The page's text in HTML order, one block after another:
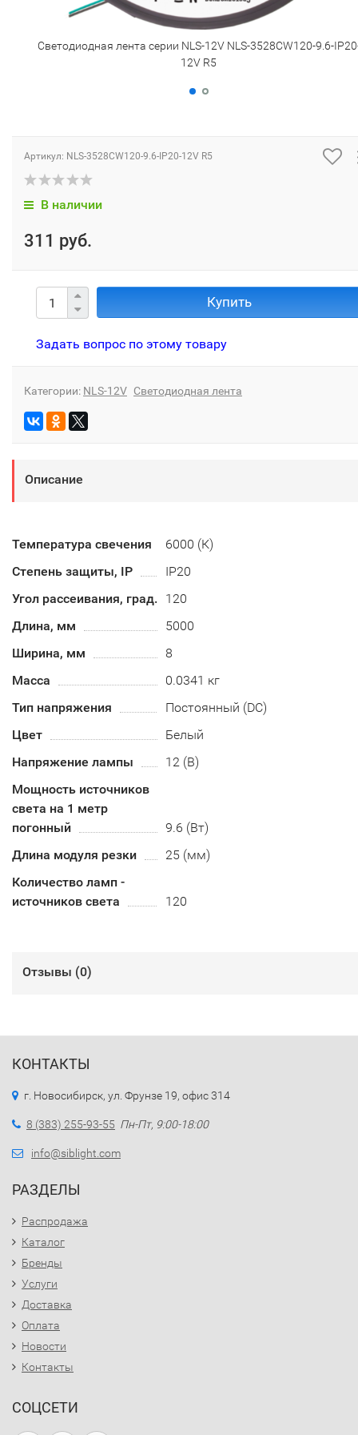
Светодиодная лента серии NLS-12V NLS-3528СW120-9.6-
12V R5
Артикул: NLS-3528СW120-9.6-IP20-12V R5
В наличии
311 руб.
Купить
Задать вопрос по этому товару
Категории: NLS-12V Светодиодная лента
Описание
Температура свечения
6000 (К)
Степень защиты, IP
IP20
Угол рассеивания, град. 120
Длина, мм
5000
Ширина, мм
8
Масса
0.0341 кг
Тип напряжения
Постоянный (DC)
Цвет
Белый
Напряжение лампы
12 (В)
Мощность источников
света на 1 метр
погонный
9.6 (Вт)
Длина модуля резки
25 (мм)
Количество ламп -
источников света
120
Отзывы (0)
КОНТАКТЫ
г. Новосибирск, ул. Фрунзе 19, офис 314
8 (383) 255-93-55 Пн-Пт, 9:00-18:00
info@siblight.com
РАЗДЕЛЫ
Распродажа
Каталог
Бренды
Услуги
Доставка
Оплата
Новости
Контакты
СОЦСЕТИ